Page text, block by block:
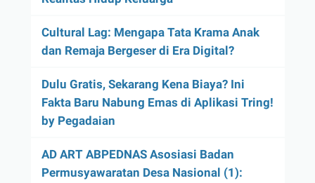
Cultural Lag: Mengapa Tata Krama Anak
dan Remaja Bergeser di Era Digital?
Dulu Gratis, Sekarang Kena Biaya? Ini
Fakta Baru Nabung Emas di Aplikasi Tring!
by Pegadaian
AD ART ABPEDNAS Asosiasi Badan
Permusyawaratan Desa Nasional (1):